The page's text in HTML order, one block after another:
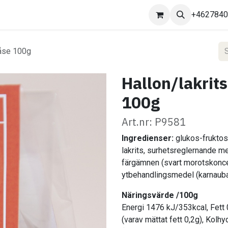
100g
Hallon/
100g
Art.nr: P9581
Ingredienser: glukos-
lakrits, surhetsreglernande
färgämnen (svart
ytbehandlingsmedel
Näringsvärde /100g
Energi 1476 kJ/353kcal, Fett
(varav mättat fett 0,2g),